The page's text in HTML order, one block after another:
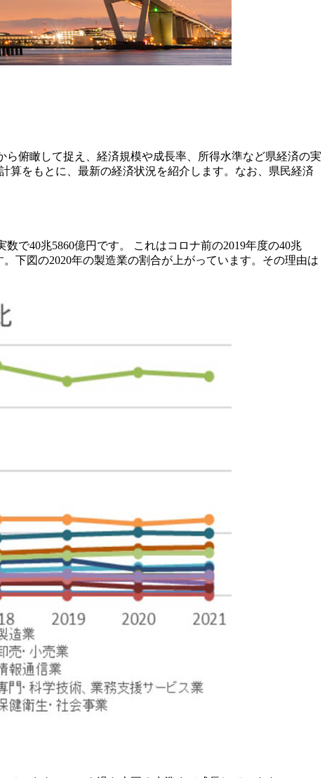
俯瞰して捉え、経済規模や成長率、所得水準など県経済の実
算をもとに、最新の経済状況を紹介します。なお、県民経済
で40兆5860億円です。 これはコロナ前の2019年度の40兆
下図の2020年の製造業の割合が上がっています。その理由は